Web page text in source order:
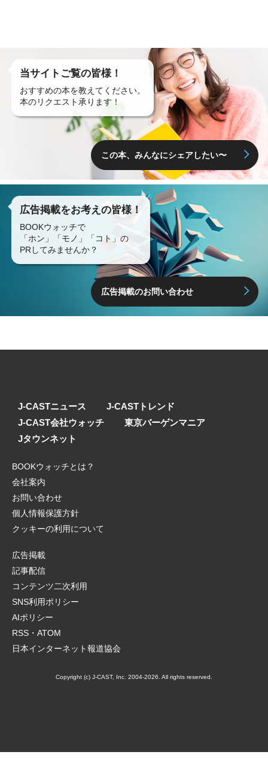
当サイトご覧の皆様！
おすすめの本を教えてください。
本のリクエスト承ります！
この本、みんなにシェアしたい〜
広告掲載をお考えの皆様！
BOOKウォッチで
「ホン」「モノ」「コト」の
PRしてみませんか？
広告掲載のお問い合わせ
J-CASTニュース
J-CASTトレンド
J-CAST会社ウォッチ
東京バーゲンマニア
Jタウンネット
BOOKウォッチとは？
会社案内
お問い合わせ
個人情報保護方針
クッキーの利用について
広告掲載
記事配信
コンテンツ二次利用
SNS利用ポリシー
AIポリシー
RSS・ATOM
日本インターネット報道協会
Copyright (c) J-CAST, Inc. 2004-2026. All rights reserved.